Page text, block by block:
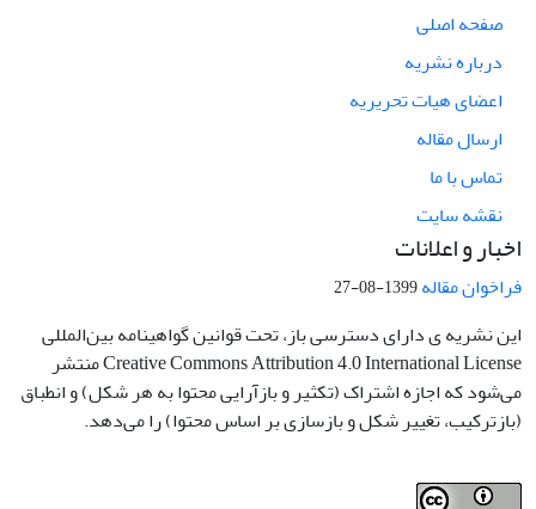
صفحه اصلی
درباره نشریه
اعضای هیات تحریریه
ارسال مقاله
تماس با ما
نقشه سایت
اخبار و اعلانات
فراخوان مقاله1399-08-27
این نشریه ی دارای دسترسی باز، تحت قوانین گواهینامه بین‌المللی
Creative Commons Attribution 4.0 International License منتشر
می‌شود که اجازه اشتراک (تکثیر و بازآرایی محتوا به هر شکل) و انطباق
(بازترکیب، تغییر شکل و بازسازی بر اساس محتوا) را می‌دهد.